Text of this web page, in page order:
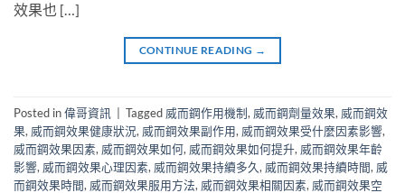
效果也 […]
CONTINUE READING →
Posted in偉哥資訊 Tagged 威而鋼作用機制, 威而鋼劑量效果, 威而鋼效
果, 威而鋼效果健康狀況, 威而鋼效果副作用, 威而鋼效果受什麼因素影響,
威而鋼效果因素, 威而鋼效果如何, 威而鋼效果如何提升, 威而鋼效果年齡
影響, 威而鋼效果心理因素, 威而鋼效果持續多久, 威而鋼效果持續時間, 威
而鋼效果時間, 威而鋼效果服用方法, 威而鋼效果相關因素, 威而鋼效果空